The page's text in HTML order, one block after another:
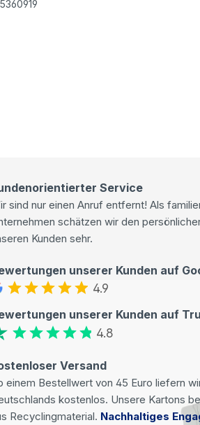
Service
sind nur einen Anruf entfernt! Als
schätzen wir den
Kunden sehr.
unserer Kunden auf
4.9
unserer Kunden auf
4.8
Versand
einem Bestellwert von 45 Euro liefern
kostenlos. Unsere Kartons
Recyclingmaterial. Nachhaltiges